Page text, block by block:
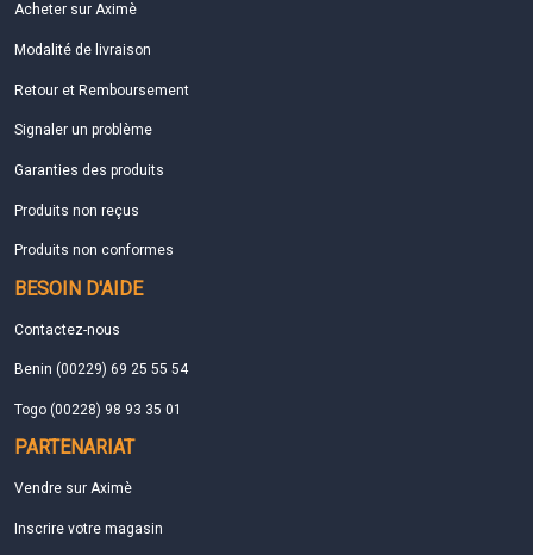
Acheter sur Aximè
Modalité de livraison
Retour et Remboursement
Signaler un problème
Garanties des produits
Produits non reçus
Produits non conformes
BESOIN D'AIDE
Contactez-nous
Benin (00229) 69 25 55 54
Togo (00228) 98 93 35 01
PARTENARIAT
Vendre sur Aximè
Inscrire votre magasin